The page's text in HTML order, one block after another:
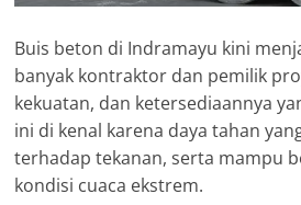
Buis beton di Indramayu kini
banyak kontraktor dan pemilik
kekuatan, dan ketersediaannya
ini di kenal karena daya tahan
terhadap tekanan, serta mampu
kondisi cuaca ekstrem.